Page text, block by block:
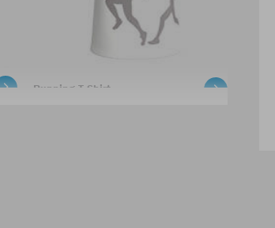
Running T-Shirt